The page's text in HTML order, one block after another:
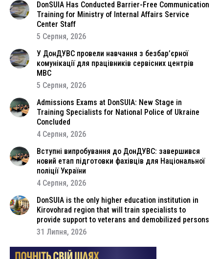
DonSUIA Has Conducted Barrier-Free Communication
Training for Ministry of Internal Affairs Service
Center Staff
5 Серпня, 2026
У ДонДУВС провели навчання з безбар’єрної
комунікації для працівників сервісних центрів
МВС
5 Серпня, 2026
Admissions Exams at DonSUIA: New Stage in
Training Specialists for National Police of Ukraine
Concluded
4 Серпня, 2026
Вступні випробування до ДонДУВС: завершився
новий етап підготовки фахівців для Національної
поліції України
4 Серпня, 2026
DonSUIA is the only higher education institution in
Kirovohrad region that will train specialists to
provide support to veterans and demobilized persons
31 Липня, 2026